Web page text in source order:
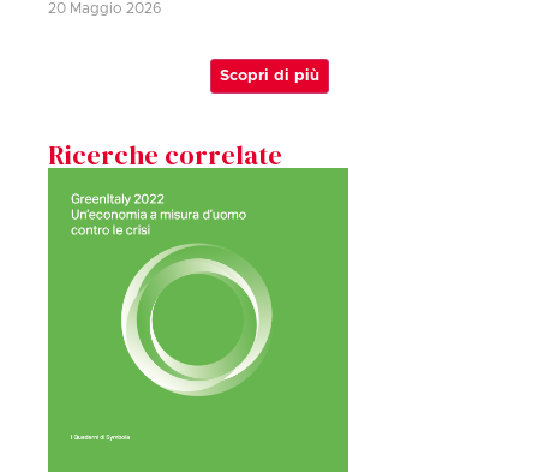
20 Maggio 2026
Scopri di più
Ricerche correlate